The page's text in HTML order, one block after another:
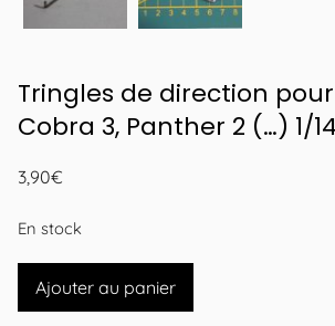
Tringles de direction
Cobra 3, Panther 2 (…) 1/14
3,90€
En stock
quantité
de
Ajouter au panier